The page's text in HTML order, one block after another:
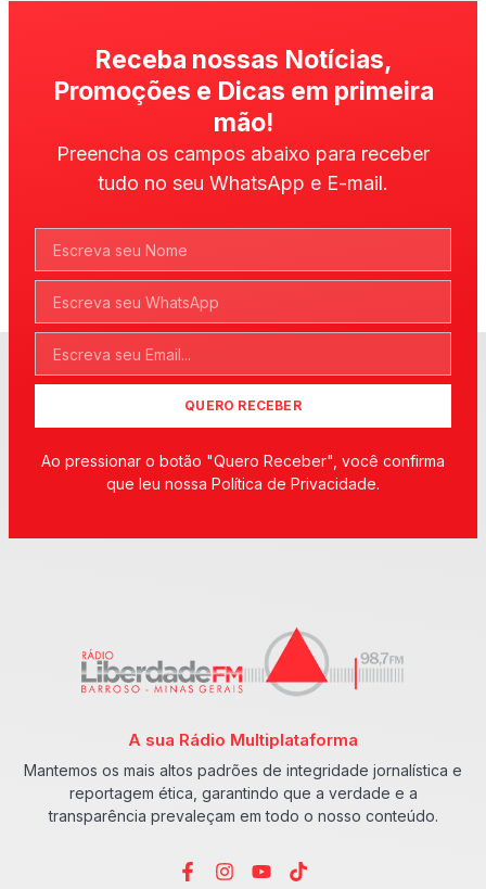
Receba nossas Notícias,
Promoções e Dicas em primeira
mão!
Preencha os campos abaixo para receber
tudo no seu WhatsApp e E-mail.
QUERO RECEBER
Ao pressionar o botão "Quero Receber", você confirma
que leu nossa Política de Privacidade.
A sua Rádio Multiplataforma
Mantemos os mais altos padrões de integridade jornalística e
reportagem ética, garantindo que a verdade e a
transparência prevaleçam em todo o nosso conteúdo.